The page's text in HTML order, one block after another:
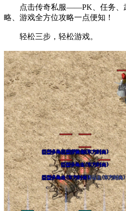
点击传奇私服——PK、任务、武
略、游戏全方位攻略一点便知！
轻松三步，轻松游戏。